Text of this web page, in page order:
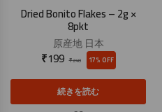
Dried Bonito Flakes – 2g ×
8pkt
原産地日本
₹240
₹199 17% OFF
続きを読む